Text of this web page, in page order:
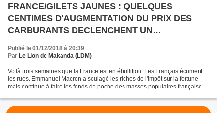
FRANCE/GILETS JAUNES : QUELQUES
CENTIMES D'AUGMENTATION DU PRIX DES
CARBURANTS DECLENCHENT UN
MOUVEMENT SOCIAL NATIONAL
Publié le 01/12/2018 à 20:39
Par Le Lion de Makanda (LDM)
Voilà trois semaines que la France est en ébullition. Les Français écument
les rues. Emmanuel Macron a soulagé les riches de l'impôt sur la fortune
mais continue à faire les fonds de poche des masses populaires françaises